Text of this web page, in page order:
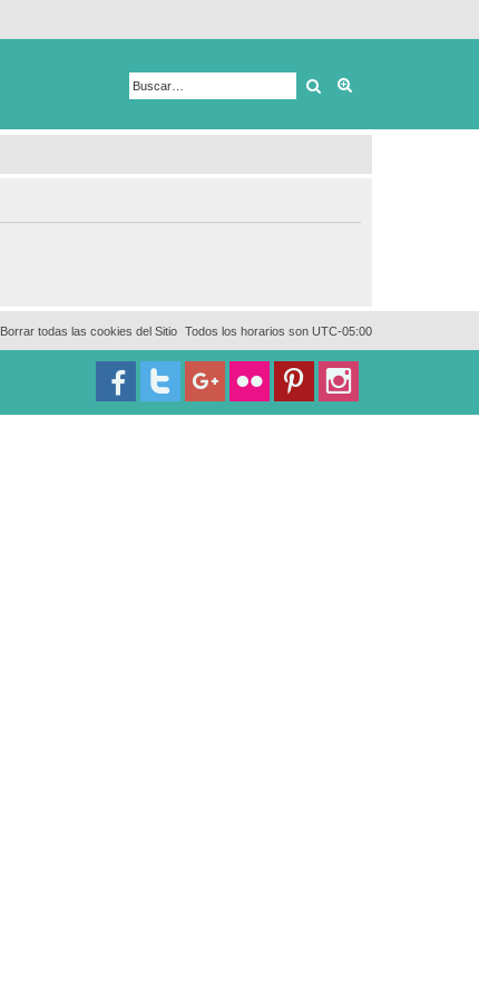
Buscar
Todos los horarios son UTC-05:00
Borrar todas las cookies del Sitio